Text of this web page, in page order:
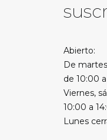
Abierto:
De
de 10:00
Viernes,
10:00 a
Lunes